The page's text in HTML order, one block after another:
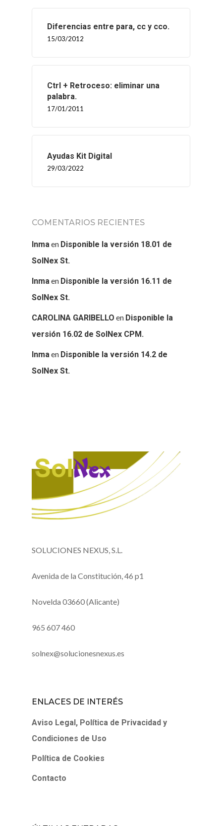
Diferencias entre para, cc y cco.
15/03/2012
Ctrl + Retroceso: eliminar una
palabra.
17/01/2011
Ayudas Kit Digital
29/03/2022
COMENTARIOS RECIENTES
Inmaen Disponible la versión 18.01 de
SolNex St.
Inmaen Disponible la versión 16.11 de
SolNex St.
CAROLINA GARIBELLO en Disponible la
versión 16.02 de SolNex CPM.
Inmaen Disponible la versión 14.2 de
SolNex St.
SOLUCIONES NEXUS, S.L.
Avenida de la Constitución, 46 p1
Novelda 03660 (Alicante)
965 607 460
solnex@solucionesnexus.es
ENLACES DE INTERÉS
Aviso Legal, Política de Privacidad y
Condiciones de Uso
Política de Cookies
Contacto